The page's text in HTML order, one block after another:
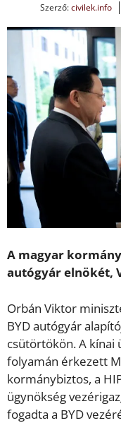
Szerző:civilek.info
A magyar
autógyár elnökét,
Orbán Viktor
BYD autógyár
csütörtökön. A kínai
folyamán érkezett
kormánybiztos, a
ügynökség
fogadta a BYD